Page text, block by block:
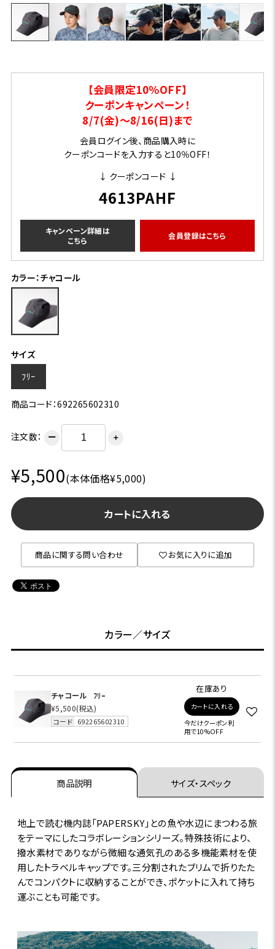
【会員限定10％OFF】
クーポンキャンペーン！
8/7(金)～8/16(日)まで
会員ログイン後、商品購入時に
クーポンコードを入力すると10％OFF！
↓ クーポンコード ↓
4613PAHF
キャンペーン詳細は
こちら
会員登録はこちら
カラー：チャコール
サイズ
ﾌﾘｰ
商品コード：692265602310
注文数： ー ＋
¥5,500(本体価格¥5,000)
カートに入れる
商品に関する問い合わせ お気に入りに追加
カラー／サイズ
チャコール
ﾌﾘｰ
¥5,500(税込)
コード 692265602310
在庫あり
カートに入れる
今だけクーポン利
用で10%OFF
商品説明 サイズ・スペック
地上で読む機内誌「PAPERSKY」との魚や水辺にまつわる旅
をテーマにしたコラボレーションシリーズ。特殊技術により、
撥水素材でありながら微細な通気孔のある多機能素材を使
用したトラベルキャップです。三分割されたブリムで折りたた
んでコンパクトに収納することができ、ポケットに入れて持ち
運ぶことも可能です。